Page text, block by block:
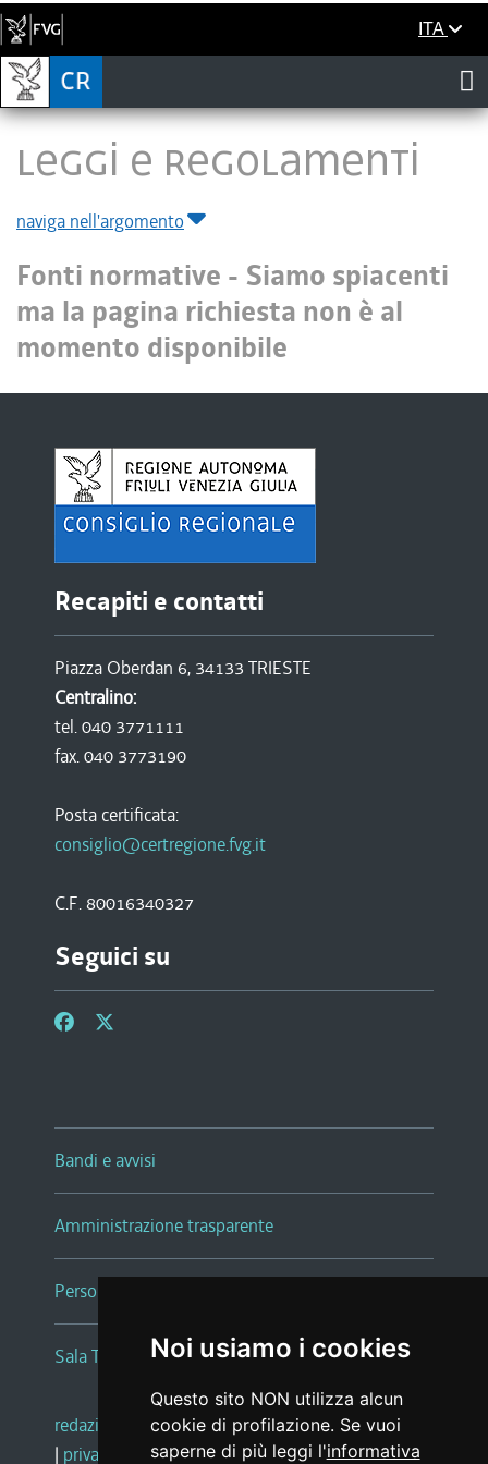
Noi usiamo i cookies
Questo sito NON utilizza alcun
cookie di profilazione. Se vuoi
saperne di più leggi l'informativa
ITA
LEGGI E REGOLAMENTI
naviga nell'argomento
Fonti normative - Siamo spiacenti
ma la pagina richiesta non è al
momento disponibile
Recapiti e contatti
Piazza Oberdan 6, 34133 TRIESTE
Centralino:
tel. 040 3771111
fax. 040 3773190
Posta certificata:
consiglio@certregione.fvg.it
C.F. 80016340327
Seguici su
Bandi e avvisi
Amministrazione trasparente
Persone e Uffici
Sala Tiziano Tessitori
redazione web |note legali |glossario
| privacy social media policy